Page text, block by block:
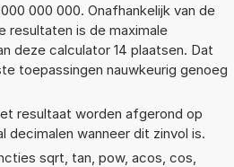
000 000. Onafhankelijk van de
resultaten is de maximale
deze calculator 14 plaatsen. Dat
toepassingen nauwkeurig genoeg
resultaat worden afgerond op
decimalen wanneer dit zinvol is.
sqrt, tan, pow, acos, cos,